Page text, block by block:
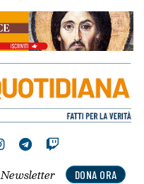
DONA ORA
Newsletter